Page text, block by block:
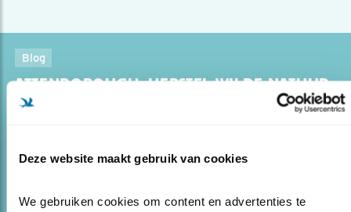
Deze website maakt gebruik van cookies
We gebruiken cookies om content en advertenties te
Blog
ATTENBOROUGH: HERSTEL WILDE NATUUR
14.10.20
Urgente boodschap en prachtige beelden in
Door Mette Vreeken